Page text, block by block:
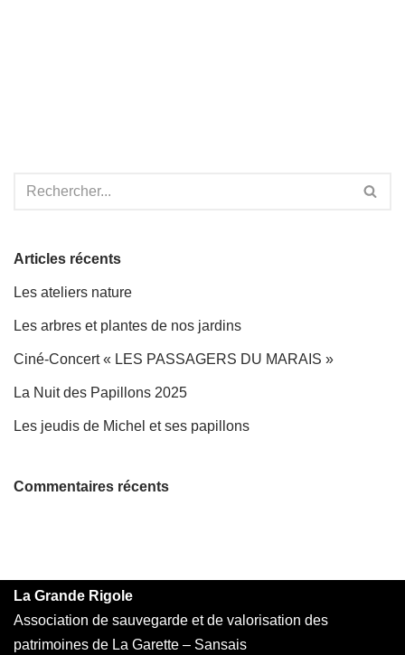
Articles récents
Les ateliers nature
Les arbres et plantes de nos jardins
Ciné-Concert « LES PASSAGERS DU MARAIS »
La Nuit des Papillons 2025
Les jeudis de Michel et ses papillons
Commentaires récents
La Grande Rigole
Association de sauvegarde et de valorisation des
patrimoines de La Garette – Sansais